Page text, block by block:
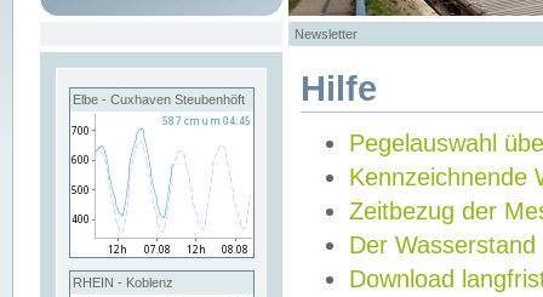
Newsletter
Elbe - Cuxhaven Steubenhöft
RHEIN - Koblenz
Hilfe
Pegelauswahl
Kennzeichnende
Zeitbezug der
Der Wasserstand
Download